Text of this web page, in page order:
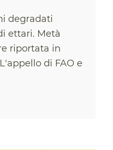
degradati
ettari. Metà
riportata in
di FAO e